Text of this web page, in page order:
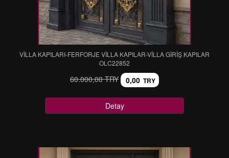
VİLLA KAPILARI-FERFORJE VİLLA KAPILAR-VİLLA GİRİŞ KAPILAR
OLC22852
60.000,00 TRY 0,00 TRY
Detay